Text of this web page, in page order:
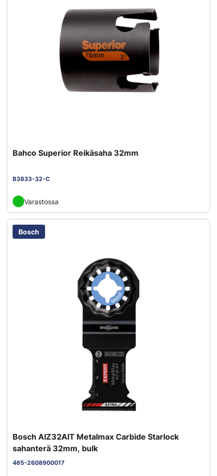
Bahco Superior Reikäsaha 32mm
B3833-32-C
Varastossa
Bosch
Bosch AIZ32AIT Metalmax Carbide Starlock
sahanterä 32mm, bulk
465-2608900017